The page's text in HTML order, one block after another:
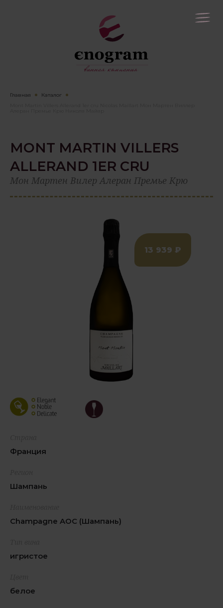
Главная
Каталог
MONT MARTIN VILLERS
ALLERAND 1ER CRU
Мон Мартен Вилер Алеран Премье Крю
13 939 ₽
Франция
Шампань
Champagne AOC (Шампань)
игристое
белое